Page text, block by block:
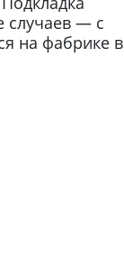
случаев — с
на фабрике в